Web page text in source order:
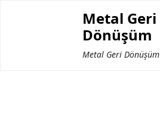
Metal Geri
Dönüşüm
Metal Geri Dönüşüm